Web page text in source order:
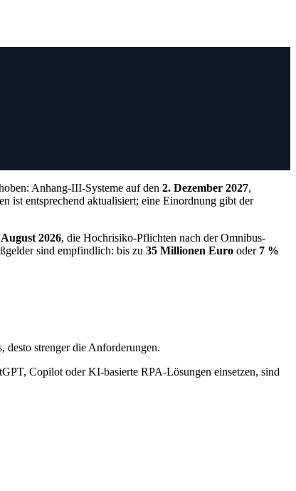
Anhang-III-Systeme auf den 2. Dezember 2027,
ist entsprechend aktualisiert; eine Einordnung gibt der
2026, die Hochrisiko-Pflichten nach der Omnibus-
sind empfindlich: bis zu 35 Millionen Euro oder 7 %
desto strenger die Anforderungen.
Copilot oder KI-basierte RPA-Lösungen einsetzen, sind